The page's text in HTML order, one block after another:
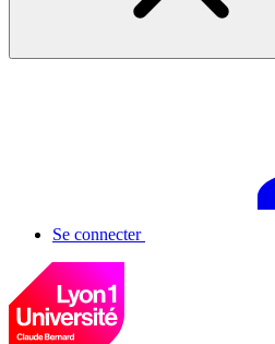
Se connecter